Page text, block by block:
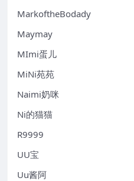
MarkoftheBodady
Maymay
MImi蛋儿
MiNi苑苑
Naimi奶咪
Ni的猫猫
R9999
UU宝
Uu酱阿